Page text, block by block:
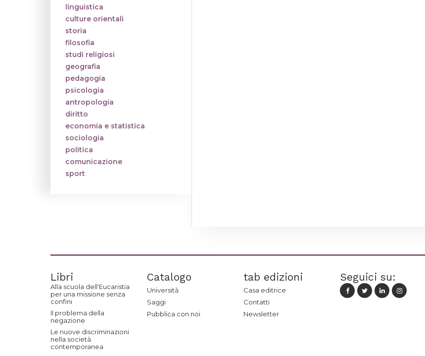
linguistica
culture orientali
storia
filosofia
studi religiosi
geografia
pedagogia
psicologia
antropologia
diritto
economia e statistica
sociologia
politica
comunicazione
sport
Libri
Alla scuola dell'Eucaristia
per una missione senza
confini
Il problema della
negazione
Le nuove discriminazioni
nella società
contemporanea
Catalogo
Università
Saggi
Pubblica con noi
tab edizioni
Casa editrice
Contatti
Newsletter
Seguici su: